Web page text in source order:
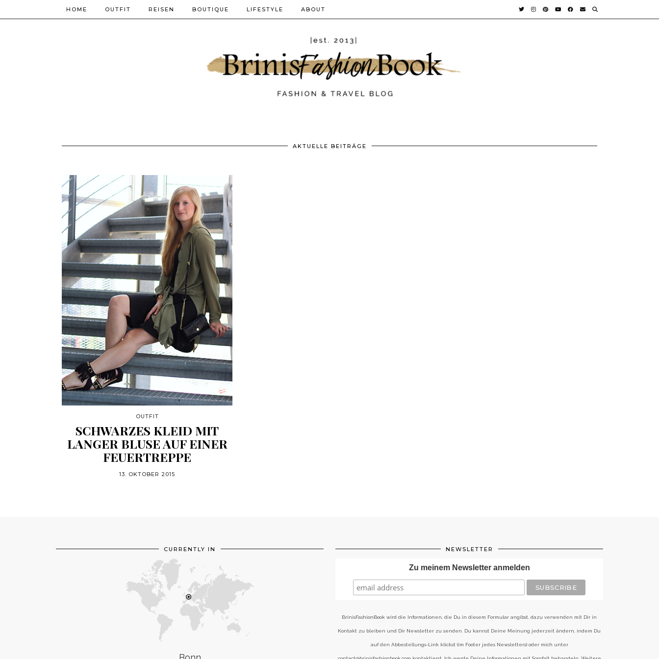
HOME OUTFIT REISEN BOUTIQUE LIFESTYLE ABOUT
AKTUELLE BEITRÄGE
OUTFIT
SCHWARZES KLEID MIT
LANGER BLUSE AUF EINER
FEUERTREPPE
13. OKTOBER 2015
CURRENTLY IN NEWSLETTER
Zu meinem Newsletter anmelden
BrinisFashionBook wird die Informationen, die Du in diesem Formular angibst, dazu verwenden mit Dir in
Kontakt zu bleiben und Dir Newsletter zu senden. Du kannst Deine Meinung jederzeit ändern, indem Du
auf den Abbestellungs-Link klickst (im Footer jedes Newsletters) oder mich unter